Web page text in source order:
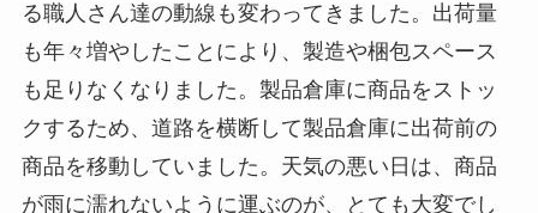
る職人さん達の動線も変わってきました。出荷量
も年々増やしたことにより、製造や梱包スペース
も足りなくなりました。製品倉庫に商品をストッ
クするため、道路を横断して製品倉庫に出荷前の
商品を移動していました。天気の悪い日は、商品
が雨に濡れないように運ぶのが、とても大変でし